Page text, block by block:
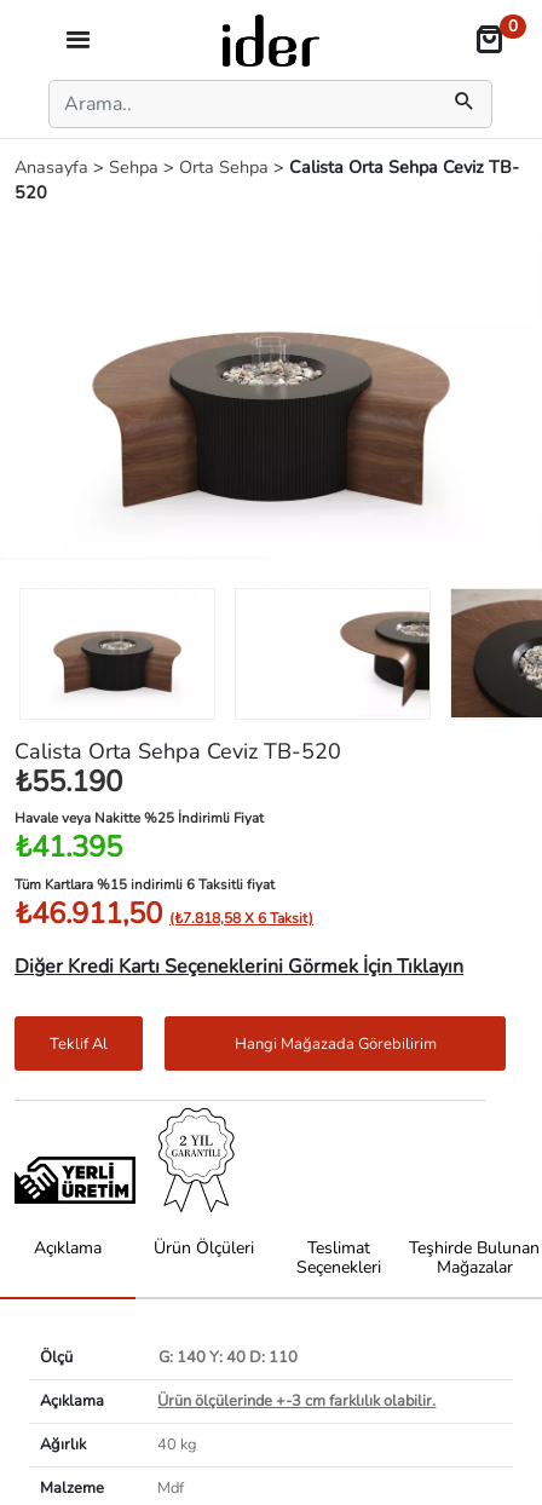
0
Anasayfa > Sehpa > Orta Sehpa > Calista Orta Sehpa Ceviz TB-
520
Calista Orta Sehpa Ceviz TB-520
₺55.190
Havale veya Nakitte %25 İndirimli Fiyat
₺41.395
Tüm Kartlara %15 indirimli 6 Taksitli fiyat
₺46.911,50 (₺7.818,58 X 6 Taksit)
Diğer Kredi Kartı Seçeneklerini Görmek İçin Tıklayın
Teklif Al Hangi Mağazada Görebilirim
Açıklama Ürün Ölçüleri
Teslimat
Seçenekleri
Teşhirde Bulunan
Mağazalar
Ölçü
G: 140 Y: 40 D: 110
Açıklama
Ürün ölçülerinde +-3 cm farklılık olabilir.
Ağırlık
40 kg
Malzeme
Mdf